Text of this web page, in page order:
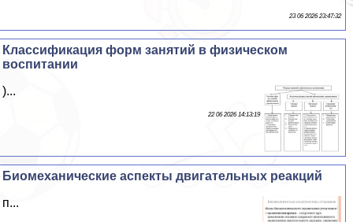
23 06 2026 23:47:32
Классификация форм занятий в физическом
воспитании
)...
22 06 2026 14:13:19
Биомеханические аспекты двигательных реакций
п...